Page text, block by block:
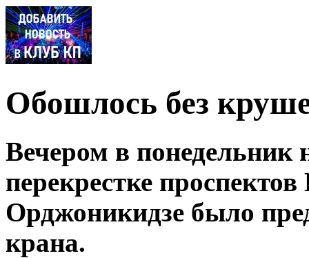
Обошлось без
Вечером в понедельник
перекрестке
Орджоникидзе было
крана.